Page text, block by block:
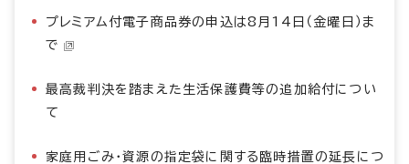
プレミアム付電子商品券の申込は8月14日（金曜日）ま
で
最高裁判決を踏まえた生活保護費等の追加給付につい
て
家庭用ごみ・資源の指定袋に関する臨時措置の延長につ